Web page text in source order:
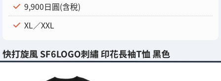
9,900日圓(含稅)
XL／XXL
快打旋風 SF6LOGO刺繡 印花長袖T恤 黑色